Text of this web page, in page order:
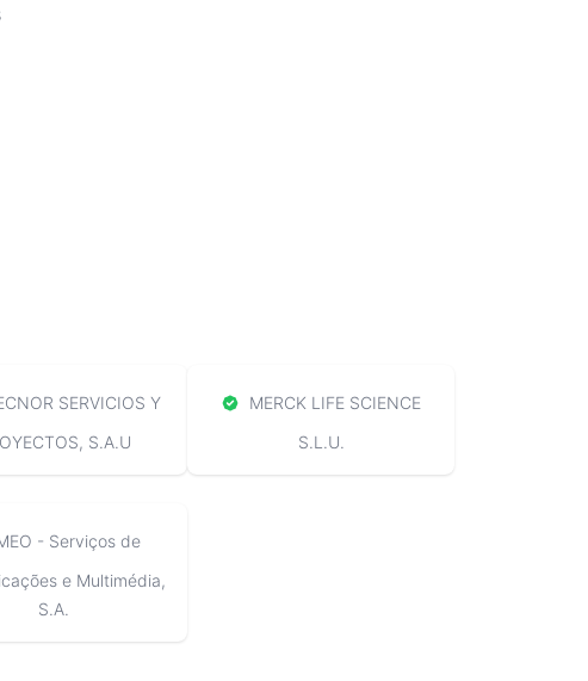
SERVICIOS Y
S.A.U
MERCK LIFE SCIENCE
S.L.U.
- Serviços de
e Multimédia,
S.A.